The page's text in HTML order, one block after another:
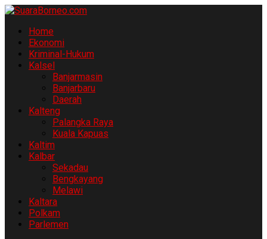
Home
Ekonomi
Kriminal-Hukum
Kalsel
Banjarmasin
Banjarbaru
Daerah
Kalteng
Palangka Raya
Kuala Kapuas
Kaltim
Kalbar
Sekadau
Bengkayang
Melawi
Kaltara
Polkam
Parlemen